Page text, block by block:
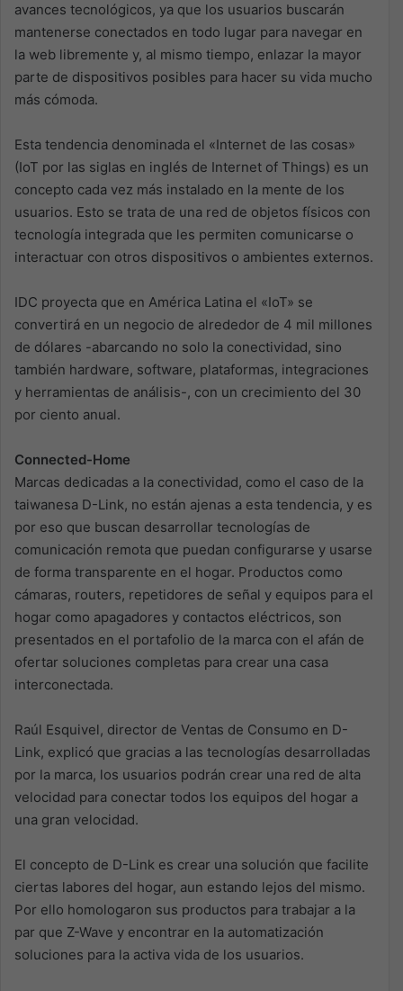
avances tecnológicos, ya que los usuarios buscarán
mantenerse conectados en todo lugar para navegar en
la web libremente y, al mismo tiempo, enlazar la mayor
parte de dispositivos posibles para hacer su vida mucho
más cómoda.
Esta tendencia denominada el «Internet de las cosas»
(IoT por las siglas en inglés de Internet of Things) es un
concepto cada vez más instalado en la mente de los
usuarios. Esto se trata de una red de objetos físicos con
tecnología integrada que les permiten comunicarse o
interactuar con otros dispositivos o ambientes externos.
IDC proyecta que en América Latina el «IoT» se
convertirá en un negocio de alrededor de 4 mil millones
de dólares -abarcando no solo la conectividad, sino
también hardware, software, plataformas, integraciones
y herramientas de análisis-, con un crecimiento del 30
por ciento anual.
Connected-Home
Marcas dedicadas a la conectividad, como el caso de la
taiwanesa D-Link, no están ajenas a esta tendencia, y es
por eso que buscan desarrollar tecnologías de
comunicación remota que puedan configurarse y usarse
de forma transparente en el hogar. Productos como
cámaras, routers, repetidores de señal y equipos para el
hogar como apagadores y contactos eléctricos, son
presentados en el portafolio de la marca con el afán de
ofertar soluciones completas para crear una casa
interconectada.
Raúl Esquivel, director de Ventas de Consumo en D-
Link, explicó que gracias a las tecnologías desarrolladas
por la marca, los usuarios podrán crear una red de alta
velocidad para conectar todos los equipos del hogar a
una gran velocidad.
El concepto de D-Link es crear una solución que facilite
ciertas labores del hogar, aun estando lejos del mismo.
Por ello homologaron sus productos para trabajar a la
par que Z-Wave y encontrar en la automatización
soluciones para la activa vida de los usuarios.